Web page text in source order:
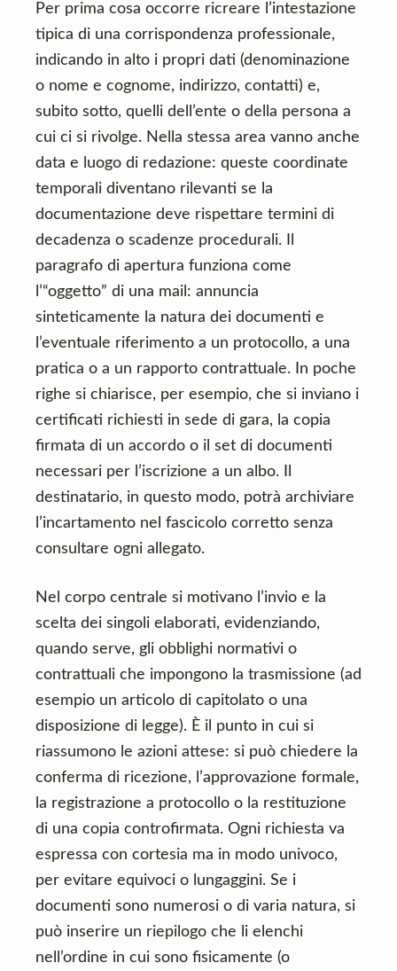
Per prima cosa occorre ricreare l’intestazione
tipica di una corrispondenza professionale,
indicando in alto i propri dati (denominazione
o nome e cognome, indirizzo, contatti) e,
subito sotto, quelli dell’ente o della persona a
cui ci si rivolge. Nella stessa area vanno anche
data e luogo di redazione: queste coordinate
temporali diventano rilevanti se la
documentazione deve rispettare termini di
decadenza o scadenze procedurali. Il
paragrafo di apertura funziona come
l’“oggetto” di una mail: annuncia
sinteticamente la natura dei documenti e
l’eventuale riferimento a un protocollo, a una
pratica o a un rapporto contrattuale. In poche
righe si chiarisce, per esempio, che si inviano i
certificati richiesti in sede di gara, la copia
firmata di un accordo o il set di documenti
necessari per l’iscrizione a un albo. Il
destinatario, in questo modo, potrà archiviare
l’incartamento nel fascicolo corretto senza
consultare ogni allegato.
Nel corpo centrale si motivano l’invio e la
scelta dei singoli elaborati, evidenziando,
quando serve, gli obblighi normativi o
contrattuali che impongono la trasmissione (ad
esempio un articolo di capitolato o una
disposizione di legge). È il punto in cui si
riassumono le azioni attese: si può chiedere la
conferma di ricezione, l’approvazione formale,
la registrazione a protocollo o la restituzione
di una copia controfirmata. Ogni richiesta va
espressa con cortesia ma in modo univoco,
per evitare equivoci o lungaggini. Se i
documenti sono numerosi o di varia natura, si
può inserire un riepilogo che li elenchi
nell’ordine in cui sono fisicamente (o